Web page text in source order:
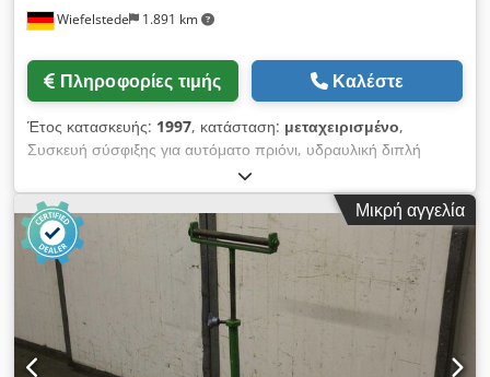
Wiefelstede 1.891 km
Πληροφορίες τιμής Καλέστε
Έτος κατασκευής: 1997, κατάσταση: μεταχειρισμένο,
Συσκευή σύσφιξης για αυτόματο πριόνι, υδραυλική διπλή
καρότσα, τοποθέτηση μονάδας πριονιού, τροφοδοσία,
τοποθέτηση υλικού - Μονάδα πριονιού υποστήριξης: από
αυτόματο πριόνι μπέιζερ Behringer HBP 360 A - Περίγραμμα:
675 mm - Άξονας: Ø 40 mm - Μετρήσεις: δείτε φωτογραφίες -
Διαστάσεις : 720/1545 / H220 mm - Βάρος: 236 kg
Dwjdpogbvnnefx Anlsa
Μικρή αγγελία